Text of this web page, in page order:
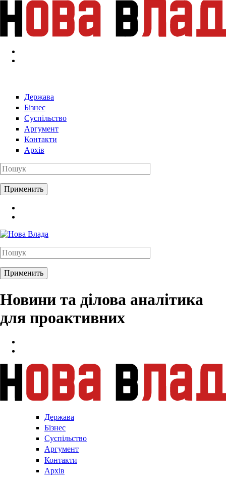
Перейти к основному содержанию
Держава
Бізнес
Суспільство
Аргумент
Контакти
Архів
Новини та ділова аналітика
для проактивних
Держава
Бізнес
Суспільство
Аргумент
Контакти
Архів